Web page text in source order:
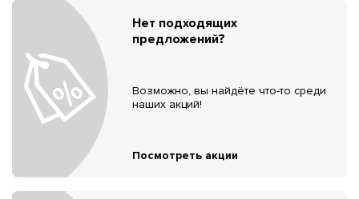
Нет подходящих
предложений?
Возможно, вы найдёте что-то среди
наших акций!
Посмотреть акции